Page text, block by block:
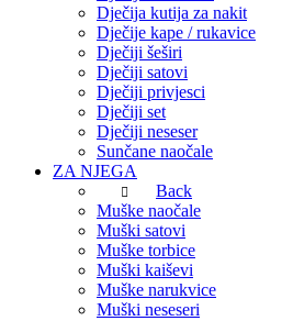
Dječija kutija za nakit
Dječije kape / rukavice
Dječiji šeširi
Dječiji satovi
Dječiji privjesci
Dječiji set
Dječiji neseser
Sunčane naočale
ZA NJEGA
Back
Muške naočale
Muški satovi
Muške torbice
Muški kaiševi
Muške narukvice
Muški neseseri